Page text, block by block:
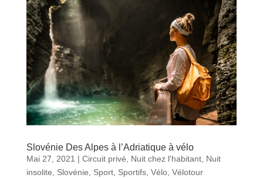
Slovénie Des Alpes à l’Adriatique à vélo
Mai 27, 2021 | Circuit privé Nuit chez l'habitant, Nuit
insolite
Slovénie Sport, Sportifs, Vélo, Vélotour